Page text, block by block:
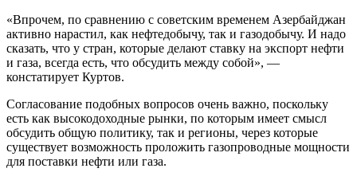
«Впрочем, по сравнению с советским временем Азербайджан
активно нарастил, как нефтедобычу, так и газодобычу. И надо
сказать, что у стран, которые делают ставку на экспорт нефти
и газа, всегда есть, что обсудить между собой», —
констатирует Куртов.
Согласование подобных вопросов очень важно, поскольку
есть как высокодоходные рынки, по которым имеет смысл
обсудить общую политику, так и регионы, через которые
существует возможность проложить газопроводные мощности
для поставки нефти или газа.